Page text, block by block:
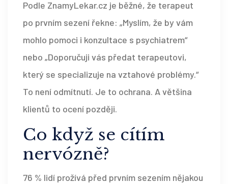
Podle ZnamyLekar.cz je běžné, že terapeut
po prvním sezení řekne: „Myslím, že by vám
mohlo pomoci i konzultace s psychiatrem“
nebo „Doporučuji vás předat terapeutovi,
který se specializuje na vztahové problémy.“
To není odmítnutí. Je to ochrana. A většina
klientů to ocení později.
Co když se cítím
nervózně?
76 % lidí prožívá před prvním sezením nějakou